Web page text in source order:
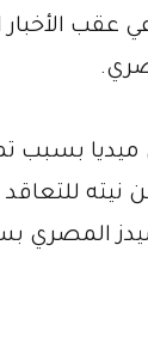
الأخبار
ميديا بسبب
نيته
المصري